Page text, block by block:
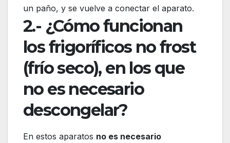
un paño, y se vuelve a conectar el aparato.
2.- ¿Cómo funcionan
los frigoríficos no frost
(frío seco), en los que
no es necesario
descongelar?
En estos aparatos no es necesario